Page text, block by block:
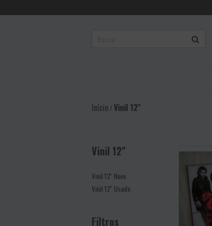
Início/Vinil 12''
Vinil 12''
Vinil 12'' Novo
Vinil 12'' Usado
Filtros